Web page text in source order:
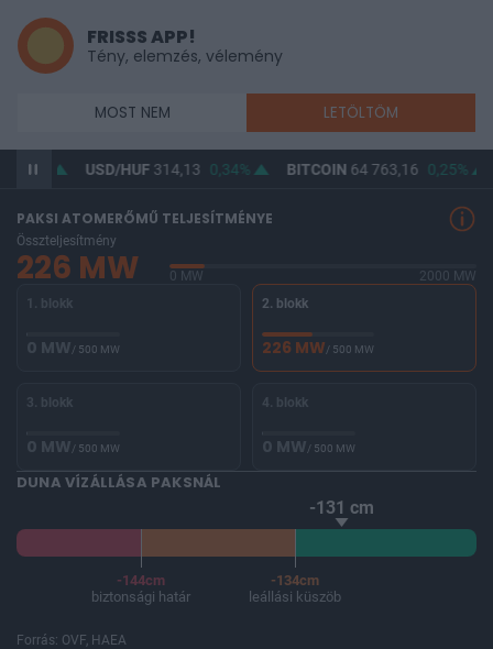
FRISSS APP!
Tény, elemzés, vélemény
MOST NEM LETÖLTÖM
USD/HUF314,13 0,34% BITCOIN 64 763,16 0,25% BUX
PAKSI ATOMERŐMŰ TELJESÍTMÉNYE
Összteljesítmény
226 MW 0 MW
2000 MW
1. blokk
0 MW/ 500 MW
2. blokk
226 MW/ 500 MW
3. blokk
0 MW/ 500 MW
4. blokk
0 MW/ 500 MW
DUNA VÍZÁLLÁSA PAKSNÁL
-131 cm
-144cm
biztonsági határ
-134cm
leállási küszöb
Forrás: OVF, HAEA